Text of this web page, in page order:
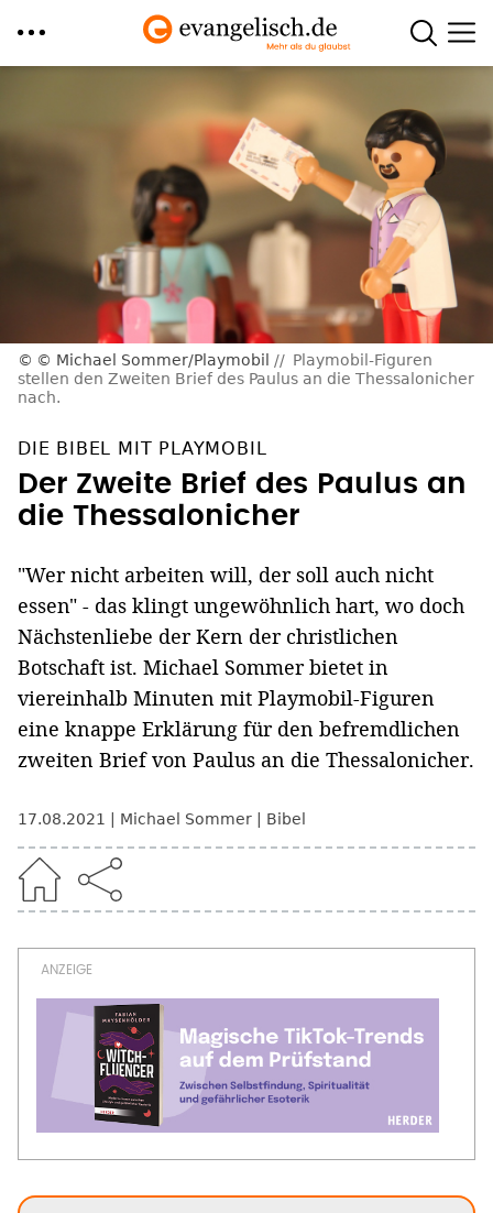
© Michael Sommer/Playmobil
Playmobil-Figuren
stellen den Zweiten Brief des Paulus an die Thessalonicher
nach.
DIE BIBEL MIT PLAYMOBIL
Der Zweite Brief des Paulus an
die Thessalonicher
"Wer nicht arbeiten will, der soll auch nicht
essen" - das klingt ungewöhnlich hart, wo doch
Nächstenliebe der Kern der christlichen
Botschaft ist. Michael Sommer bietet in
viereinhalb Minuten mit Playmobil-Figuren
eine knappe Erklärung für den befremdlichen
zweiten Brief von Paulus an die Thessalonicher.
17.08.2021 Michael Sommer Bibel